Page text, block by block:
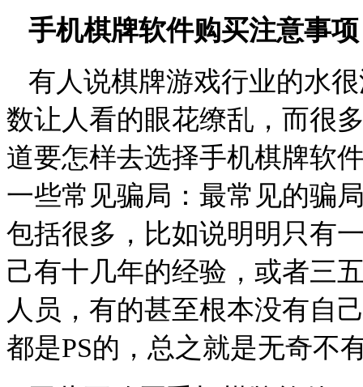
手机棋牌软件购买注意事项
有人说棋牌游戏行业的水
数让人看的眼花缭乱，而很
道要怎样去选择手机棋牌软
一些常见骗局：最常见的骗
包括很多，比如说明明只有
己有十几年的经验，或者三
人员，有的甚至根本没有自
都是PS的，总之就是无奇不